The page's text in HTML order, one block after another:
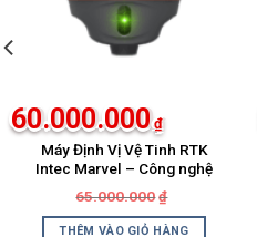
Máy Định Vị Vệ Tinh RTK
Intec Marvel – Công nghệ
vượt trội【 Camera kép +
Laser AR + IMU 120° 】
65.000.000 ₫
là:
60.000.000 ₫
tại
THÊM VÀO GIỎ HÀNG